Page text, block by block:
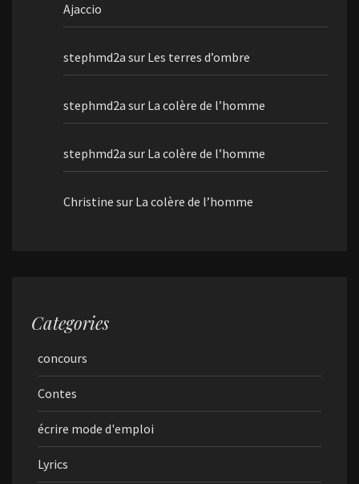
Ajaccio
stephmd2a sur Les terres d’ombre
stephmd2a sur La colère de l’homme
stephmd2a sur La colère de l’homme
Christine sur La colère de l’homme
Categories
concours
Contes
écrire mode d'emploi
Lyrics